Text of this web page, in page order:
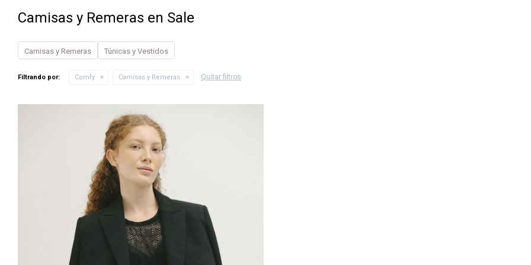
Camisas y Remeras en Sale
Camisas y Remeras Túnicas y Vestidos
Filtrando por: Comfy Camisas y Remeras Quitar filtros